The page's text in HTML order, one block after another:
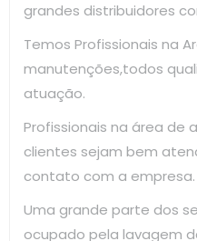
grandes distribuidores
Temos Profissionais na
manutenções,todos
atuação.
Profissionais na área de
clientes sejam bem
contato com a empresa.
Uma grande parte dos
ocupado pela lavagem